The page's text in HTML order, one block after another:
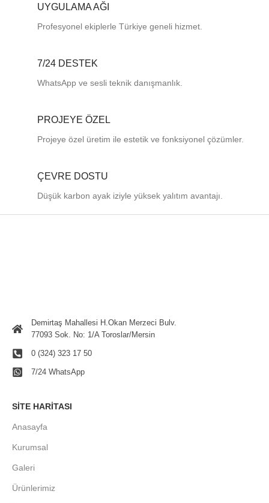
UYGULAMA AĞI
Profesyonel ekiplerle Türkiye geneli hizmet.
7/24 DESTEK
WhatsApp ve sesli teknik danışmanlık.
PROJEYE ÖZEL
Projeye özel üretim ile estetik ve fonksiyonel çözümler.
ÇEVRE DOSTU
Düşük karbon ayak iziyle yüksek yalıtım avantajı.
Demirtaş Mahallesi H.Okan Merzeci Bulv.
77093 Sok. No: 1/A Toroslar/Mersin
0 (324) 323 17 50
7/24 WhatsApp
SITE HARITASI
Anasayfa
Kurumsal
Galeri
Ürünlerimiz